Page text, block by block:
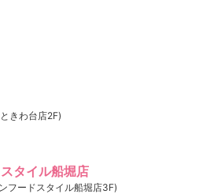
きわ台店2F)
タイル船堀店
フードスタイル船堀店3F)